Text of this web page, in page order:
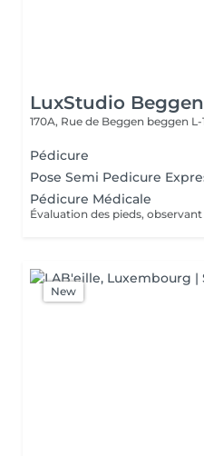
LuxStudio Beggen
170A, Rue de Beggen beggen L-
Pédicure
Pose Semi Pedicure
Pédicure Médicale
New